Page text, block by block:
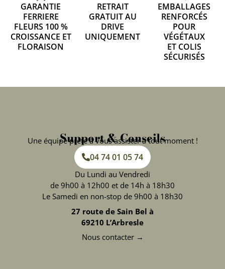
GARANTIE
FERRIERE
FLEURS 100 %
CROISSANCE ET
FLORAISON
RETRAIT
GRATUIT AU
DRIVE
UNIQUEMENT
EMBALLAGES
RENFORCÉS
POUR
VÉGÉTAUX
ET COLIS
SÉCURISÉS
Support & Conseils
Une équipe prête à vous assister à tout moment !
04 74 01 05 74
Du Lundi au Vendredi
de 9h00 à 12h00 et de 14h à 18h30
Le Samedi en non-stop de 9h00 à 18h30
27 route de Sain Bel à
69210 L’Arbresle
Nous contacter →